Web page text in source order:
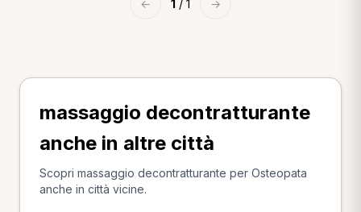
← 1 / 1 →
massaggio decontratturante
anche in altre città
Scopri massaggio decontratturante per Osteopata
anche in città vicine.